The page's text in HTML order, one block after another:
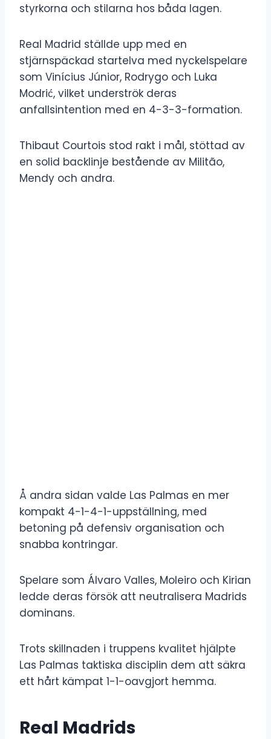
styrkorna och stilarna hos båda lagen.
Real Madrid ställde upp med en
stjärnspäckad startelva med nyckelspelare
som Vinícius Júnior, Rodrygo och Luka
Modrić, vilket underströk deras
anfallsintention med en 4-3-3-formation.
Thibaut Courtois stod rakt i mål, stöttad av
en solid backlinje bestående av Militão,
Mendy och andra.
Å andra sidan valde Las Palmas en mer
kompakt 4-1-4-1-uppställning, med
betoning på defensiv organisation och
snabba kontringar.
Spelare som Álvaro Valles, Moleiro och Kirian
ledde deras försök att neutralisera Madrids
dominans.
Trots skillnaden i truppens kvalitet hjälpte
Las Palmas taktiska disciplin dem att säkra
ett hårt kämpat 1-1-oavgjort hemma.
Real Madrids